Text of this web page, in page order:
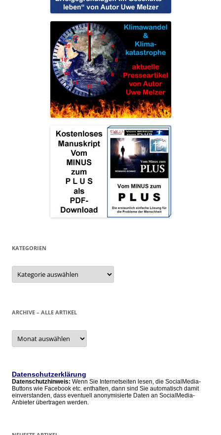
KATEGORIEN
Kategorien
ARCHIVE – ALLE ARTIKEL
Archive
alle
Datenschutzerklärung
Datenschutzhinweis: Wenn Sie Internetseiten lesen, die SocialMedia-
Buttons wie Facebook etc. enthalten, dann sind Sie automatisch damit
einverstanden, dass eventuell anonymisierte Daten an SocialMedia-
Anbieter übertragen werden.